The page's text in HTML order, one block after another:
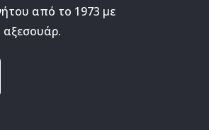
από το 1973 με
αξεσουάρ.